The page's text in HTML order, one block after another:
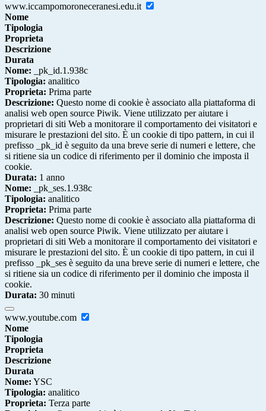
www.iccampomoroneceranesi.edu.it
Nome
Tipologia
Proprieta
Descrizione
Durata
Nome: _pk_id.1.938c
Tipologia: analitico
Proprieta: Prima parte
Descrizione: Questo nome di cookie è associato alla piattaforma di
analisi web open source Piwik. Viene utilizzato per aiutare i
proprietari di siti Web a monitorare il comportamento dei visitatori e
misurare le prestazioni del sito. È un cookie di tipo pattern, in cui il
prefisso _pk_id è seguito da una breve serie di numeri e lettere, che
si ritiene sia un codice di riferimento per il dominio che imposta il
cookie.
Durata: 1 anno
Nome: _pk_ses.1.938c
Tipologia: analitico
Proprieta: Prima parte
Descrizione: Questo nome di cookie è associato alla piattaforma di
analisi web open source Piwik. Viene utilizzato per aiutare i
proprietari di siti Web a monitorare il comportamento dei visitatori e
misurare le prestazioni del sito. È un cookie di tipo pattern, in cui il
prefisso _pk_ses è seguito da una breve serie di numeri e lettere, che
si ritiene sia un codice di riferimento per il dominio che imposta il
cookie.
Durata: 30 minuti
www.youtube.com
Nome
Tipologia
Proprieta
Descrizione
Durata
Nome: YSC
Tipologia: analitico
Proprieta: Terza parte